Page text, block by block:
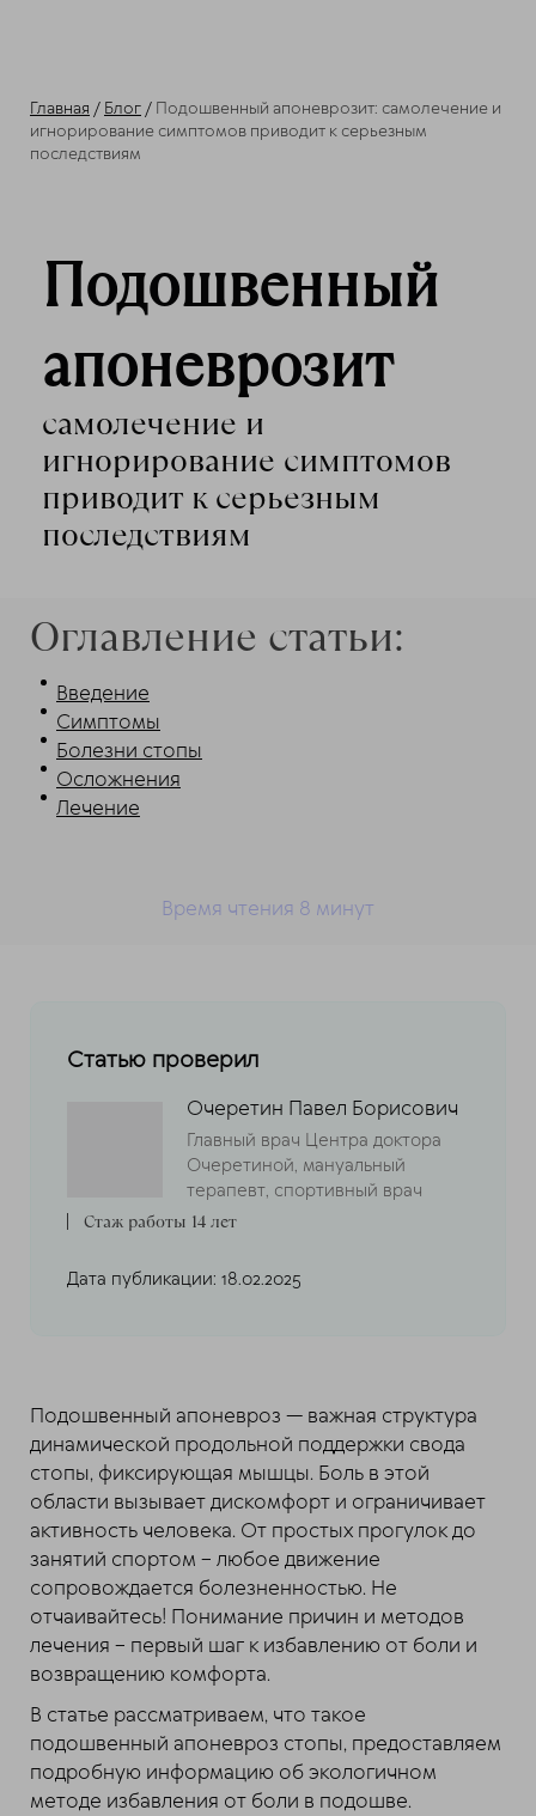
Главная / Блог / Подошвенный апоневрозит: самолечение и
игнорирование симптомов приводит к серьезным
последствиям
Подошвенный
апоневрозит
самолечение и
игнорирование симптомов
приводит к серьезным
последствиям
Оглавление статьи:
Введение
Симптомы
Болезни стопы
Осложнения
Лечение
Время чтения 8 минут
Статью проверил
Очеретин Павел Борисович
Главный врач Центра доктора
Очеретиной, мануальный
терапевт, спортивный врач
Стаж работы 14 лет
Дата публикации: 18.02.2025
Подошвенный апоневроз — важная структура
динамической продольной поддержки свода
стопы, фиксирующая мышцы. Боль в этой
области вызывает дискомфорт и ограничивает
активность человека. От простых прогулок до
занятий спортом – любое движение
сопровождается болезненностью. Не
отчаивайтесь! Понимание причин и методов
лечения – первый шаг к избавлению от боли и
возвращению комфорта.
В статье рассматриваем, что такое
подошвенный апоневроз стопы, предоставляем
подробную информацию об экологичном
методе избавления от боли в подошве.